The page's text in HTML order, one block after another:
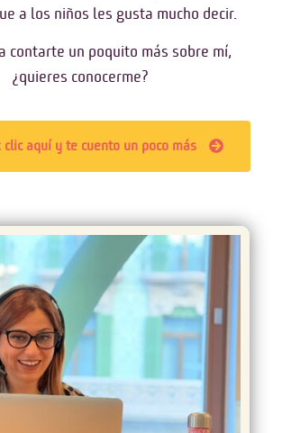
a los niños les gusta mucho decir.
contarte un poquito más sobre mí,
¿quieres conocerme?
clic aquí y te cuento un poco más